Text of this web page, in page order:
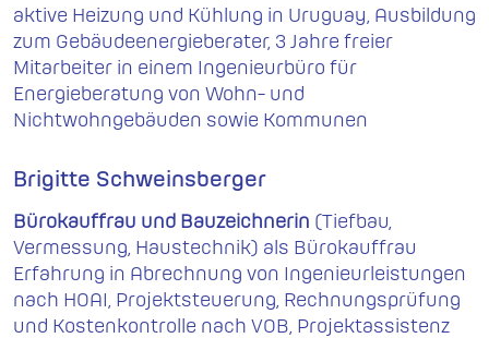
aktive Heizung und Kühlung in Uruguay, Ausbildung
zum Gebäudeenergieberater, 3 Jahre freier
Mitarbeiter in einem Ingenieurbüro für
Energieberatung von Wohn- und
Nichtwohngebäuden sowie Kommunen
Brigitte Schweinsberger
Bürokauffrau und Bauzeichnerin (Tiefbau,
Vermessung, Haustechnik) als Bürokauffrau
Erfahrung in Abrechnung von Ingenieurleistungen
nach HOAI, Projektsteuerung, Rechnungsprüfung
und Kostenkontrolle nach VOB, Projektassistenz